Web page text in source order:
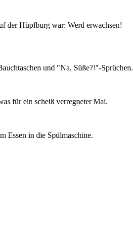
der Hüpfburg war: Werd erwachsen!
und "Na, Süße?!"-Sprüchen.
für ein scheiß verregneter Mai.
Essen in die Spülmaschine.